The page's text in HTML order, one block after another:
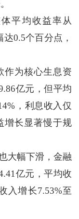
平均收益率从
0.5个百分点，
为核心生息资
亿元，但平均
，利息收入仅
增长显著慢于规
幅下滑，金融
亿元，平均收
入增长7.53%至